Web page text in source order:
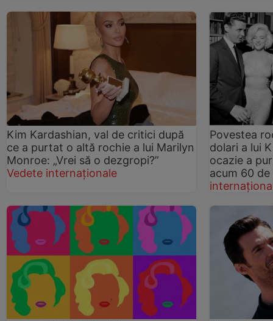
Kim Kardashian, val de critici după
ce a purtat o altă rochie a lui Marilyn
Monroe: „Vrei să o dezgropi?”
Vedete internaționale
Povestea
dolari a lui
ocazie a
acum 60 de